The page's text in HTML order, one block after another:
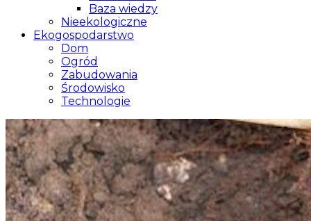
Baza wiedzy
Nieekologiczne
Ekogospodarstwo
Dom
Ogród
Zabudowania
Środowisko
Technologie